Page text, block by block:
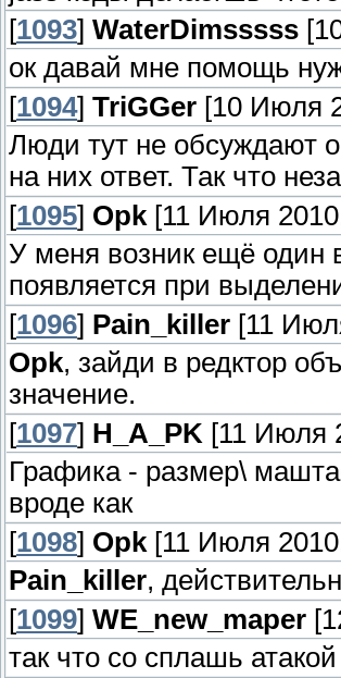
[1093] WaterDimsssss
ок давай мне помощь
[1094] TriGGer [10 Июля
Люди тут не обсуждают
на них ответ. Так что
[1095] Opk [11 Июля
У меня возник ещё один
появляется при
[1096] Pain_killer [11
Opk, зайди в редктор
значение.
[1097] H_A_PK [11 Июля
Графика - размер\
вроде как
[1098] Opk [11 Июля
Pain_killer,
[1099] WE_new_maper
так что со сплашь